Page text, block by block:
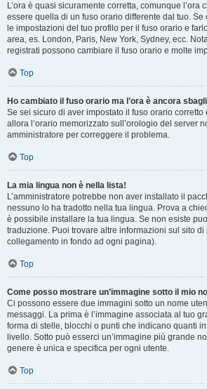
L’ora è quasi sicuramente corretta, comunque l’ora
essere quella di un fuso orario differente dal tuo. Se
le impostazioni del tuo profilo per il fuso orario e
area, es. London, Paris, New York, Sydney, ecc.
registrati possono cambiare il fuso orario e molte
Top
Ho cambiato il fuso orario ma l’ora è ancora
Se sei sicuro di aver impostato il fuso orario corretto
allora l’orario memorizzato sull’orologio del server
amministratore per correggere il problema.
Top
La mia lingua non è nella lista!
L’amministratore potrebbe non aver installato il
nessuno lo ha tradotto nella tua lingua. Prova a
è possibile installare la tua lingua. Se non esiste
traduzione. Puoi trovare altre informazioni sul sito di
collegamento in fondo ad ogni pagina).
Top
Come posso mostrare un’immagine sotto il mio
Ci possono essere due immagini sotto un nome
messaggi. La prima è l’immagine associata al tuo
forma di stelle, blocchi o punti che indicano quanti
livello. Sotto può esserci un’immagine più grande
genere è unica e specifica per ogni utente.
Top